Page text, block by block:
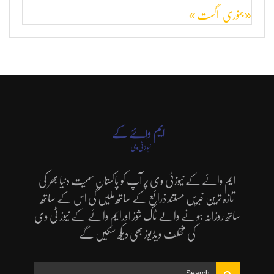
« جنوری اگست »
ایم وائے کے نیوزٹی وی پر آپ کو پاکستان سمیت دنیا بھر کی
تازہ ترین خبریں مستند ذرائع کے ساتھ ملیں گی اس کے ساتھ
ساتھ روزانہ ہونے والے ٹاک شوز اورایم وائے کے نیوز ٹی وی
کی مختلف ویڈیوز بھی دیکھ سکیں گے